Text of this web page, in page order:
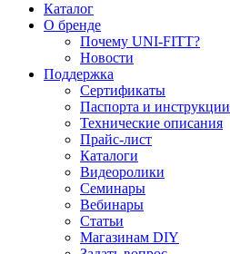
Каталог
О бренде
Почему UNI-FITT?
Новости
Поддержка
Сертификаты
Паспорта и инструкции
Технические описания
Прайс-лист
Каталоги
Видеоролики
Семинары
Вебинары
Статьи
Магазинам DIY